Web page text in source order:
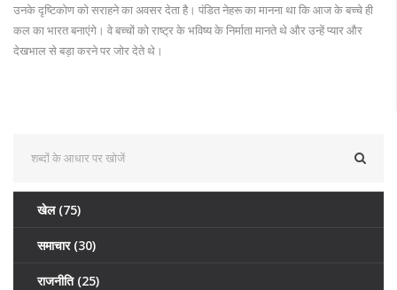
उनके दृष्टिकोण को सराहने का अवसर देता है। पंडित नेहरू का मानना था कि आज के बच्चे ही
कल का भारत बनाएंगे। वे बच्चों को राष्ट्र के भविष्य के निर्माता मानते थे और उन्हें प्यार और
देखभाल से बड़ा करने पर जोर देते थे।
खेल (75)
समाचार (30)
राजनीति (25)